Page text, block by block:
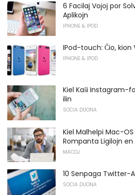
6 Facilaj Vojoj por
Aplikojn
IPHONE & IPOD
IPod-touch: Ĉio, kion
IPHONE & IPOD
Kiel Kaŝi Instagram-
ilin
SOCIA DUONA
Kiel Malhelpi Mac-
Rompanta Ligilojn en
MACOJ
10 Senpaga Twitter-
SOCIA DUONA